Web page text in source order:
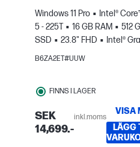
Windows 11 Pro
Intel®
5 - 225T
16 GB RAM
512
SSD
23.8" FHD Intel®
B6ZA2ET#UUW
FINNS I LAGER
SEK
14,699.-
inkl.moms
VISA
LÄGG